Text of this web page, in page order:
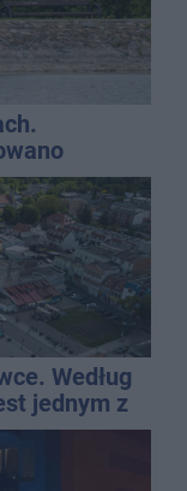
Według
jednym z